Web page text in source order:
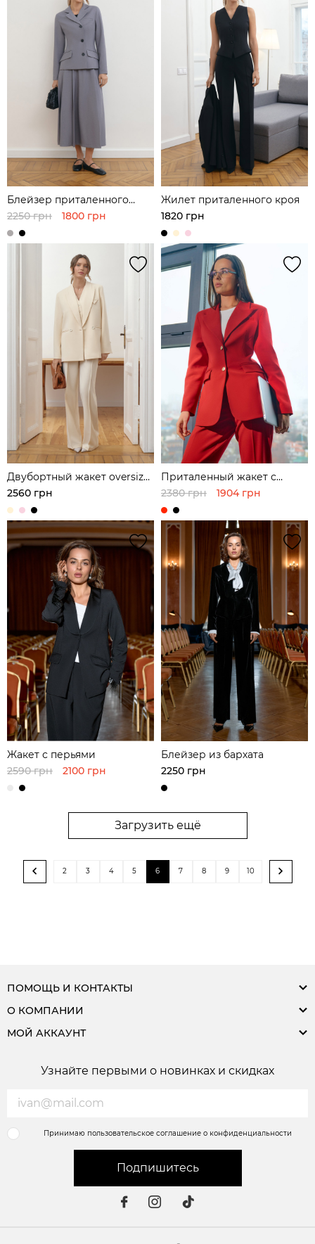
Блейзер приталенного
кроя
2250 грн 1800 грн
Жилет приталенного кроя
1820 грн
Двубортный жакет oversize
кроя
2560 грн
Приталенный жакет с
металлическими
пуговицами
2380 грн 1904 грн
Жакет с перьями
2590 грн
2100 грн
Блейзер из бархата
2250 грн
Загрузить ещё
2 3 4 5 6 7 8 9 10
ПОМОЩЬ И КОНТАКТЫ
О КОМПАНИИ
МОЙ АККАУНТ
Узнайте первыми о новинках и скидках
Принимаю пользовательское соглашение о конфиденциальности
Подпишитесь